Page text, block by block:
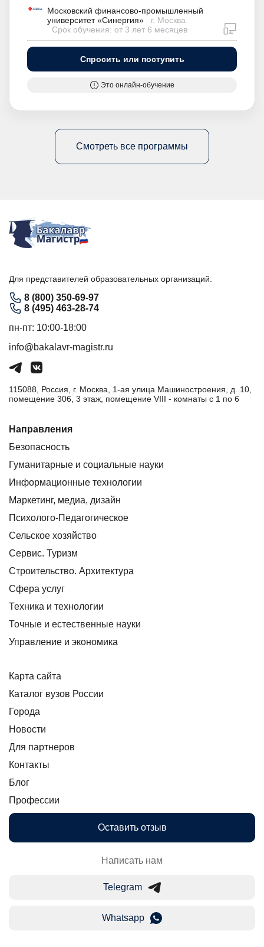
Московский финансово-промышленный
университет «Синергия»
г. Москва
Срок обучения: от 3 лет 6 месяцев
Спросить или поступить
Это онлайн-обучение
Смотреть все программы
Для представителей образовательных организаций:
8 (800) 350-69-97
8 (495) 463-28-74
пн-пт: 10:00-18:00
info@bakalavr-magistr.ru
115088, Россия, г. Москва, 1-ая улица Машиностроения, д. 10,
помещение 306, 3 этаж, помещение VIII - комнаты с 1 по 6
Направления
Безопасность
Гуманитарные и социальные науки
Информационные технологии
Маркетинг, медиа, дизайн
Психолого-Педагогическое
Сельское хозяйство
Сервис. Туризм
Строительство. Архитектура
Сфера услуг
Техника и технологии
Точные и естественные науки
Управление и экономика
Карта сайта
Каталог вузов России
Города
Новости
Для партнеров
Контакты
Блог
Профессии
Оставить отзыв
Написать нам
Telegram
Whatsapp